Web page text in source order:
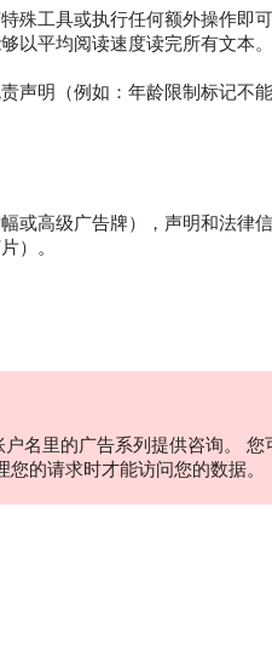
殊工具或执行任何额外操作即
以平均阅读速度读完所有文本。
声明（例如：年龄限制标记不
或高级广告牌），声明和法律
）。
名里的广告系列提供咨询。
的请求时才能访问您的数据。